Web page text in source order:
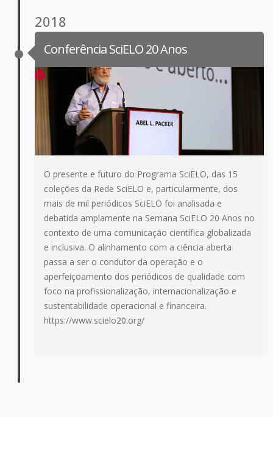
2018
Conferência SciELO 20 Anos
O presente e futuro do Programa SciELO, das 15
coleções da Rede SciELO e, particularmente, dos
mais de mil periódicos SciELO foi analisada e
debatida amplamente na Semana SciELO 20 Anos no
contexto de uma comunicação científica globalizada
e inclusiva. O alinhamento com a ciência aberta
passa a ser o condutor da operação e o
aperfeiçoamento dos periódicos de qualidade com
foco na profissionalização, internacionalização e
sustentabilidade operacional e financeira.
https://www.scielo20.org/